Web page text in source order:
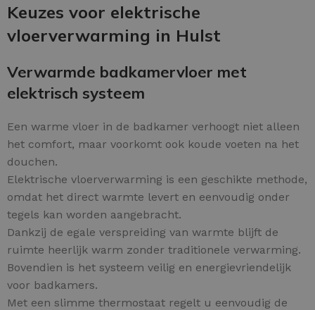
Keuzes voor elektrische
vloerverwarming in Hulst
Verwarmde badkamervloer met
elektrisch systeem
Een warme vloer in de badkamer verhoogt niet alleen
het comfort, maar voorkomt ook koude voeten na het
douchen.
Elektrische vloerverwarming is een geschikte methode,
omdat het direct warmte levert en eenvoudig onder
tegels kan worden aangebracht.
Dankzij de egale verspreiding van warmte blijft de
ruimte heerlijk warm zonder traditionele verwarming.
Bovendien is het systeem veilig en energievriendelijk
voor badkamers.
Met een slimme thermostaat regelt u eenvoudig de